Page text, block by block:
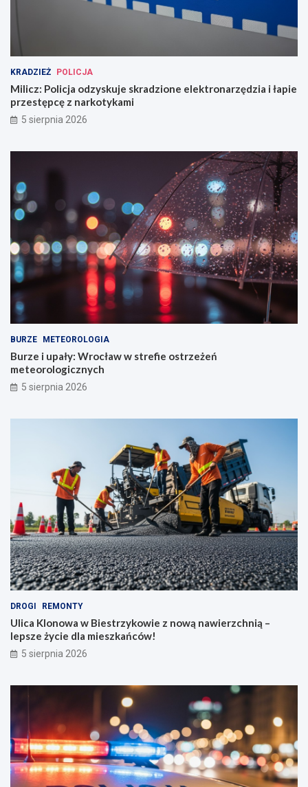
KRADZIEŻ POLICJA
Milicz: Policja odzyskuje skradzione elektronarzędzia i łapie
przestępcę z narkotykami
5 sierpnia 2026
BURZE METEOROLOGIA
Burze i upały: Wrocław w strefie ostrzeżeń
meteorologicznych
5 sierpnia 2026
DROGI REMONTY
Ulica Klonowa w Biestrzykowie z nową nawierzchnią –
lepsze życie dla mieszkańców!
5 sierpnia 2026